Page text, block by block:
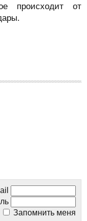
происходит от
Запомнить меня